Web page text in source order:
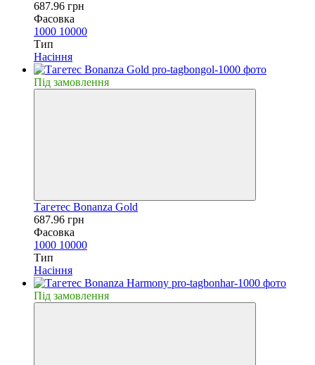
687.96 грн
Фасовка
1000 10000
Тип
Насiння
Пiд замовлення
Тагетес Bonanza Gold
687.96 грн
Фасовка
1000 10000
Тип
Насiння
Пiд замовлення